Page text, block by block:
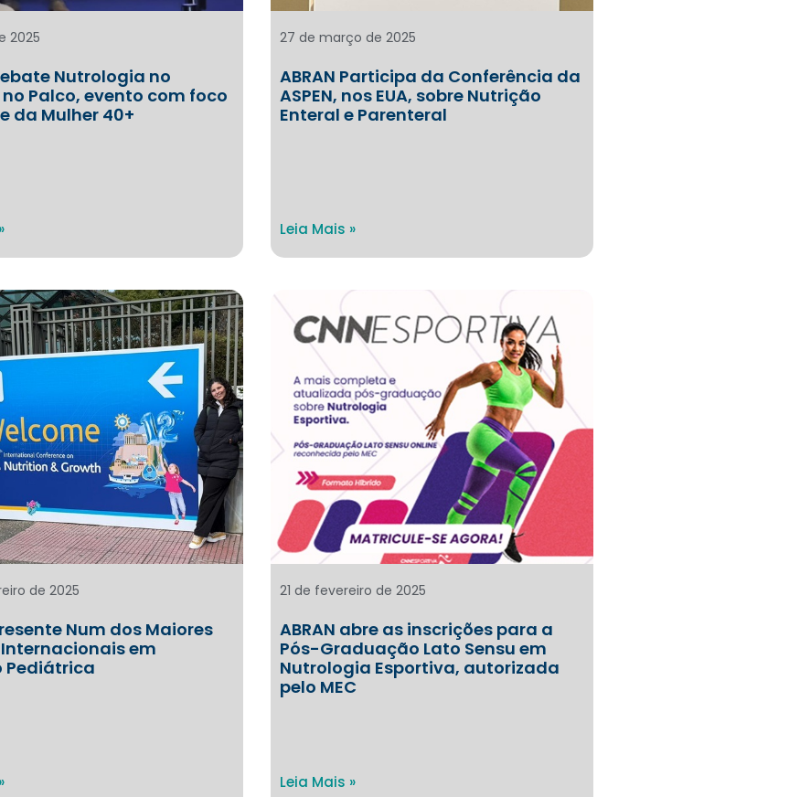
Nutrologia no
Palco, evento com foco
da Mulher 40+
2025
ABRAN Participa da Conferência da
ASPEN, nos EUA, sobre Nutrição
Enteral e Parenteral
27 de março de 2025
Leia Mais »
Num dos Maiores
em
Pediátrica
de 2025
ABRAN abre as inscrições para a
Pós-Graduação Lato Sensu em
Nutrologia Esportiva, autorizada
pelo MEC
21 de fevereiro de 2025
Leia Mais »